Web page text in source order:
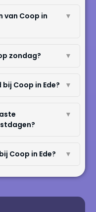
van Coop in
▼
zondag? ▼
Coop in Ede? ▼
▼
Coop in Ede? ▼